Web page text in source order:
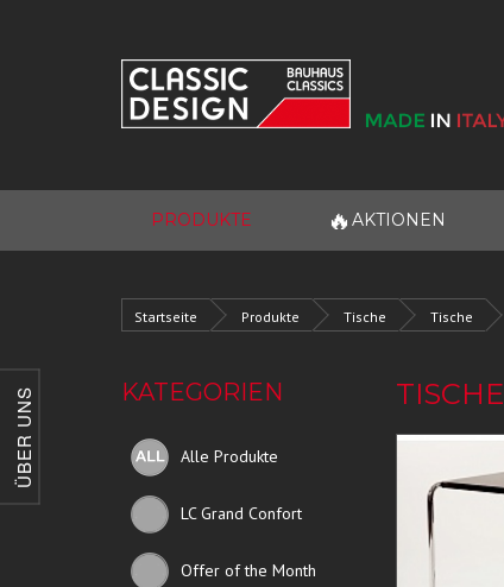
ÜBER UNS
PRODUKTE 🔥 AKTIONEN
Startseite Produkte Tische Tische
KATEGORIEN
Alle Produkte
LC Grand Confort
Offer of the Month
TISCHE